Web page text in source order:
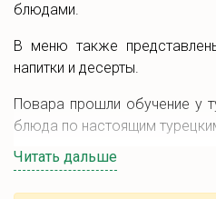
блюдами.
В меню также
напитки и десерты.
Повара прошли обучение у
блюда по настоящим
Ресторан также
Читать дальше